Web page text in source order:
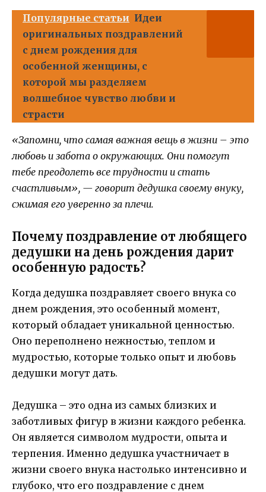
Популярные статьи Идеи
оригинальных поздравлений
с днем рождения для
особенной женщины, с
которой мы разделяем
волшебное чувство любви и
страсти
«Запомни, что самая важная вещь в жизни – это
любовь и забота о окружающих. Они помогут
тебе преодолеть все трудности и стать
счастливым», — говорит дедушка своему внуку,
сжимая его уверенно за плечи.
Почему поздравление от любящего
дедушки на день рождения дарит
особенную радость?
Когда дедушка поздравляет своего внука со
днем рождения, это особенный момент,
который обладает уникальной ценностью.
Оно переполнено нежностью, теплом и
мудростью, которые только опыт и любовь
дедушки могут дать.
Дедушка – это одна из самых близких и
заботливых фигур в жизни каждого ребенка.
Он является символом мудрости, опыта и
терпения. Именно дедушка участничает в
жизни своего внука настолько интенсивно и
глубоко, что его поздравление с днем